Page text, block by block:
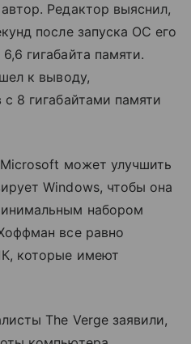
Редактор выяснил,
после запуска ОС его
гигабайта памяти.
к выводу,
8 гигабайтами памяти
может улучшить
Windows, чтобы она
набором
все равно
которые имеют
The Verge заявили,